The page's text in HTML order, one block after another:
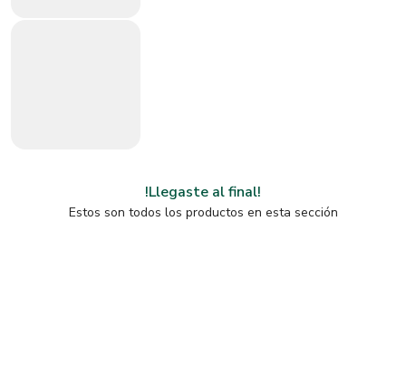
!Llegaste al final!
Estos son todos los productos en esta sección